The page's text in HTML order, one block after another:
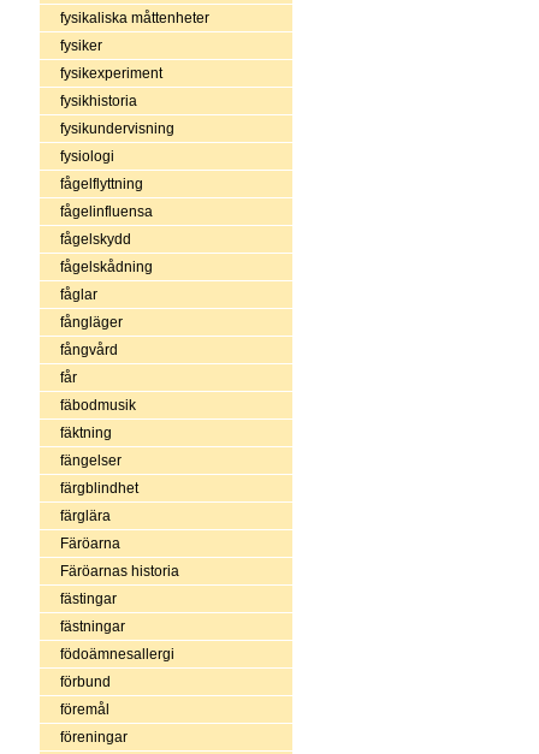
fysikaliska måttenheter
fysiker
fysikexperiment
fysikhistoria
fysikundervisning
fysiologi
fågelflyttning
fågelinfluensa
fågelskydd
fågelskådning
fåglar
fångläger
fångvård
får
fäbodmusik
fäktning
fängelser
färgblindhet
färglära
Färöarna
Färöarnas historia
fästingar
fästningar
födoämnesallergi
förbund
föremål
föreningar